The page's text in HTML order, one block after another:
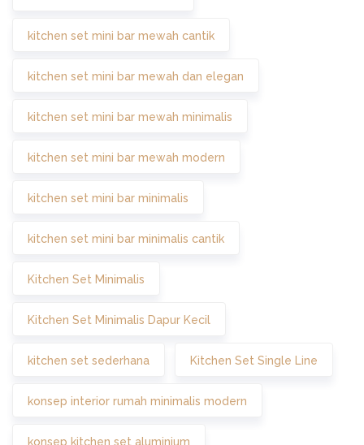
kitchen set mini bar mewah cantik
kitchen set mini bar mewah dan elegan
kitchen set mini bar mewah minimalis
kitchen set mini bar mewah modern
kitchen set mini bar minimalis
kitchen set mini bar minimalis cantik
Kitchen Set Minimalis
Kitchen Set Minimalis Dapur Kecil
kitchen set sederhana Kitchen Set Single Line
konsep interior rumah minimalis modern
konsep kitchen set aluminium